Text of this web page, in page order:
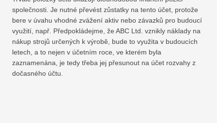
společnosti. Je nutné převést zůstatky na tento účet, protože
bere v úvahu vhodné zvážení aktiv nebo závazků pro budoucí
využití, např. Předpokládejme, že ABC Ltd. vznikly náklady na
nákup strojů určených k výrobě, bude to využita v budoucích
letech, a to nejen v účetním roce, ve kterém byla
zaznamenána, je tedy třeba jej přesunout na účet rozvahy z
dočasného účtu.